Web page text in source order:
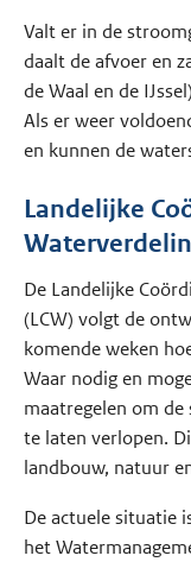
Valt er in de
daalt de afvoer en
de Waal en de
Als er weer
en kunnen de
Landelijke
De Landelijke
(LCW) volgt de
komende weken
Waar nodig en
maatregelen om
te laten verlopen.
landbouw, natuur
De actuele situatie
het